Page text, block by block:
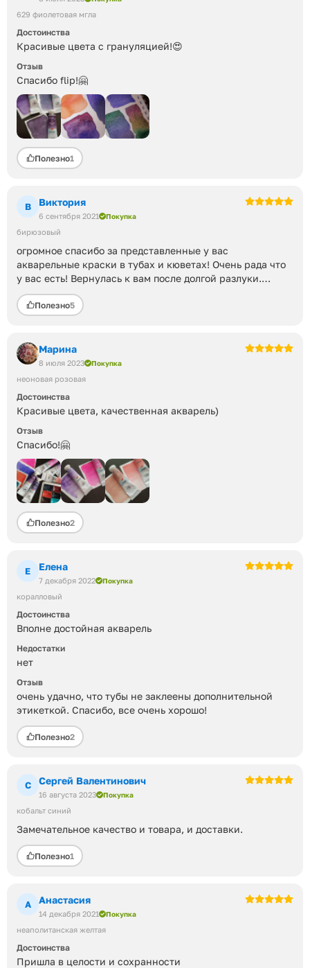
629 фиолетовая мгла
Достоинства
Красивые цвета с грануляцией!😍
Отзыв
Спасибо flip!🤗
Полезно1
В Виктория
6 сентября 2021 Покупка
бирюзовый
огромное спасибо за представленные у вас
акварельные краски в тубах и кюветах! Очень рада что
у вас есть! Вернулась к вам после долгой разлуки.
Предоставляя такой ассортимент как краски или
карандаши поштучно, вы возвращаете старых клиентов
выпуска.
Полезно5
Марина
8 июля 2023 Покупка
неоновая розовая
Достоинства
Красивые цвета, качественная акварель)
Отзыв
Спасибо!🤗
Полезно2
Е Елена
7 декабря 2022 Покупка
коралловый
Достоинства
Вполне достойная акварель
Недостатки
нет
Отзыв
очень удачно, что тубы не заклеены дополнительной
этикеткой. Спасибо, все очень хорошо!
Полезно2
С Сергей Валентинович
16 августа 2023 Покупка
кобальт синий
Замечательное качество и товара, и доставки.
Полезно1
А Анастасия
14 декабря 2021 Покупка
неаполитанская желтая
Достоинства
Пришла в целости и сохранности